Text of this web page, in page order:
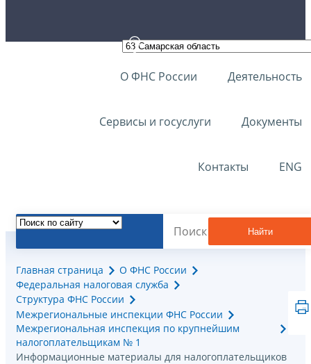
О ФНС России Деятельность
Сервисы и госуслуги Документы
Контакты ENG
Найти
Главная страница
О ФНС России
Федеральная налоговая служба
Структура ФНС России
Межрегиональные инспекции ФНС России
Межрегиональная инспекция по крупнейшим
налогоплательщикам № 1
Информационные материалы для налогоплательщиков